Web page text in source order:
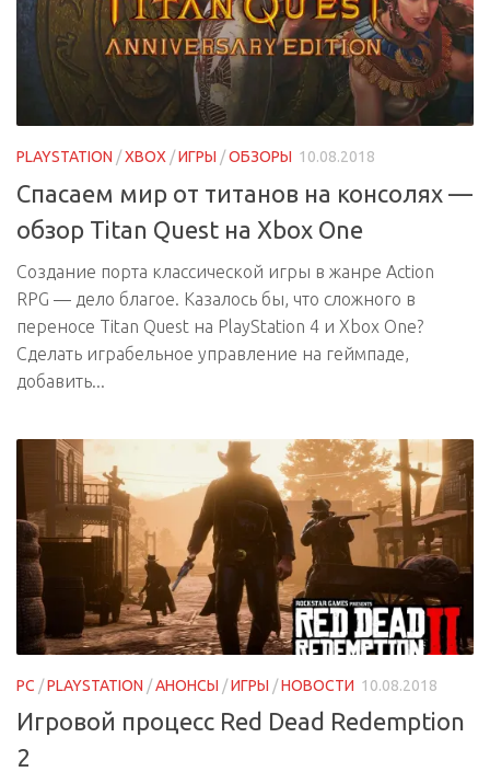
PLAYSTATION /XBOX /ИГРЫ /ОБЗОРЫ 10.08.2018
Спасаем мир от титанов на консолях —
обзор Titan Quest на Xbox One
Создание порта классической игры в жанре Action
RPG — дело благое. Казалось бы, что сложного в
переносе Titan Quest на PlayStation 4 и Xbox One?
Сделать играбельное управление на геймпаде,
добавить...
PC /PLAYSTATION /АНОНСЫ /ИГРЫ /НОВОСТИ 10.08.2018
Игровой процесс Red Dead Redemption
2